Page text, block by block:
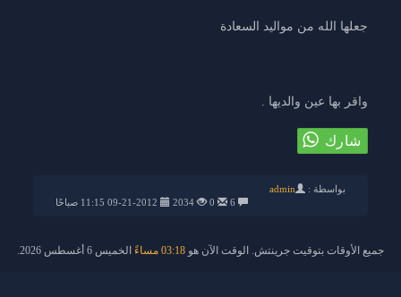
جعلها الله من مواليد السعادة
واقر بها عين والديها .
بواسطة :
admin
6
0
2034 09-21-2012 11:15 صباحًا
جميع الأوقات بتوقيت جرينتش. الوقت الآن هو 03:18 مساءً الخميس 6 أغسطس 2026.